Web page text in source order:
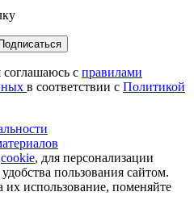
Подписаться
с правилами
в соответствии с Политикой
cookie, для персонализации
пользования сайтом.
использование, поменяйте